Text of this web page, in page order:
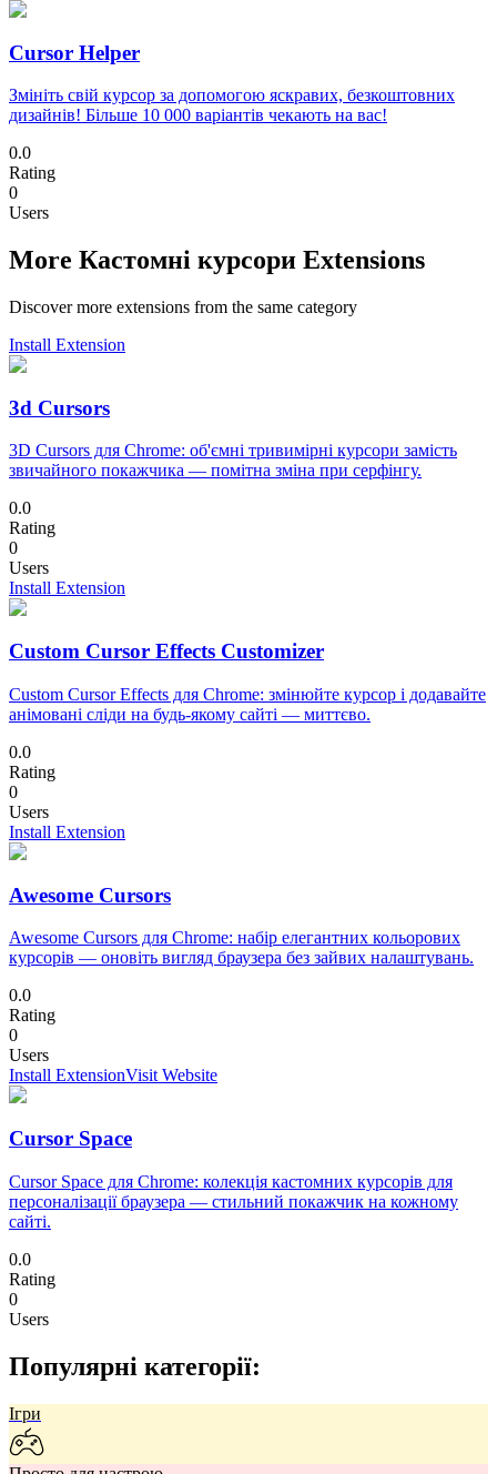
Cursor Helper
Змініть свій курсор за допомогою яскравих, безкоштовних
дизайнів! Більше 10 000 варіантів чекають на вас!
0.0
Rating
0
Users
More Кастомні курсори Extensions
Discover more extensions from the same category
Install Extension
3d Cursors
3D Cursors для Chrome: об'ємні тривимірні курсори замість
звичайного покажчика — помітна зміна при серфінгу.
0.0
Rating
0
Users
Install Extension
Custom Cursor Effects Customizer
Custom Cursor Effects для Chrome: змінюйте курсор і додавайте
анімовані сліди на будь-якому сайті — миттєво.
0.0
Rating
0
Users
Install Extension
Awesome Cursors
Awesome Cursors для Chrome: набір елегантних кольорових
курсорів — оновіть вигляд браузера без зайвих налаштувань.
0.0
Rating
0
Users
Install ExtensionVisit Website
Cursor Space
Cursor Space для Chrome: колекція кастомних курсорів для
персоналізації браузера — стильний покажчик на кожному
сайті.
0.0
Rating
0
Users
Популярні категорії:
Ігри